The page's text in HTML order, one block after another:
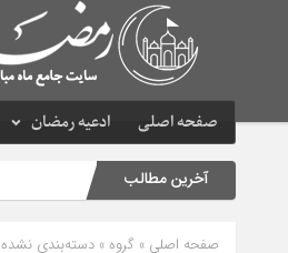
صفحه اصلی ادعیه رمضان
آخرین مطالب
صفحه اصلی » گروه » دسته‌بندی نشده